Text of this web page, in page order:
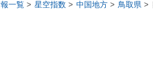
一覧 星空指数 中国地方 鳥取県